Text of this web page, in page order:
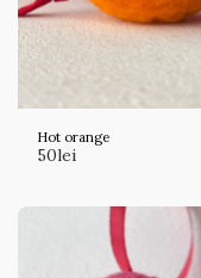
Hot orange
50lei